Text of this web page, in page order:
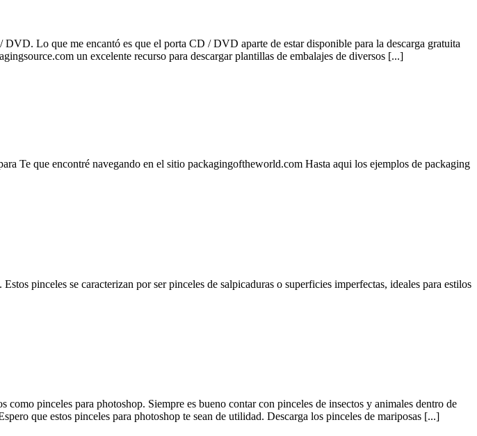
Lo que me encantó es que el porta CD / DVD aparte de estar disponible para la descarga gratuita
un excelente recurso para descargar plantillas de embalajes de diversos [...]
Te que encontré navegando en el sitio packagingoftheworld.com Hasta aqui los ejemplos de packaging
pinceles se caracterizan por ser pinceles de salpicaduras o superficies imperfectas, ideales para estilos
pinceles para photoshop. Siempre es bueno contar con pinceles de insectos y animales dentro de
que estos pinceles para photoshop te sean de utilidad. Descarga los pinceles de mariposas [...]